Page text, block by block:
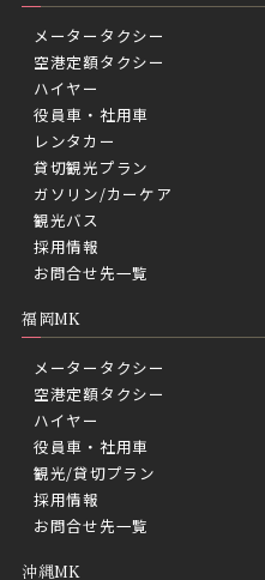
メータータクシー
空港定額タクシー
ハイヤー
役員車・社用車
レンタカー
貸切観光プラン
ガソリン/カーケア
観光バス
採用情報
お問合せ先一覧
福岡MK
メータータクシー
空港定額タクシー
ハイヤー
役員車・社用車
観光/貸切プラン
採用情報
お問合せ先一覧
沖縄MK